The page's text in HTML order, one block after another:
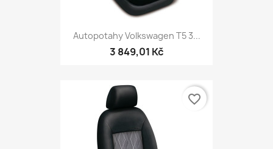
Autopotahy Volkswagen T5 3...
3 849,01 Kč
favorite_border